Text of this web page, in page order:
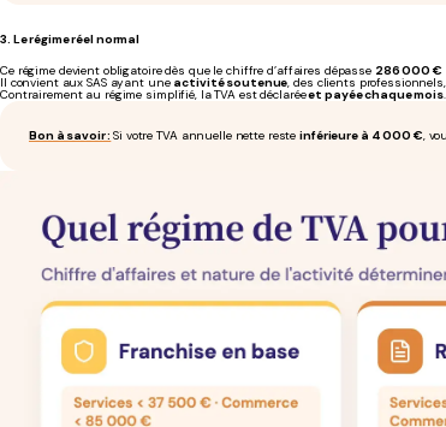
3. Le régime réel normal
Ce régime devient obligatoire dès que le chiffre d’affaires dépasse 286 000 €
Il convient aux SAS ayant une activité soutenue, des clients
Contrairement au régime simplifié, la TVA est déclaréeet payée chaque mois.
Bon à savoir : Si votre TVA annuelle nette resteinférieure à 4 000 €,